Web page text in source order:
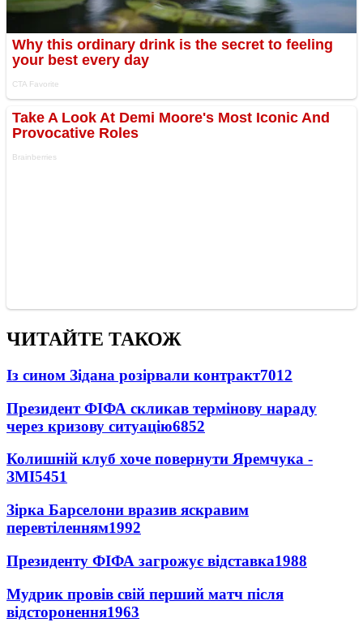
ЧИТАЙТЕ ТАКОЖ
Із сином Зідана розірвали контракт7012
Президент ФІФА скликав термінову нараду
через кризову ситуацію6852
Колишній клуб хоче повернути Яремчука -
ЗМІ5451
Зірка Барселони вразив яскравим
перевтіленням1992
Президенту ФІФА загрожує відставка1988
Мудрик провів свій перший матч після
відсторонення1963